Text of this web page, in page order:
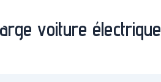
voiture électrique